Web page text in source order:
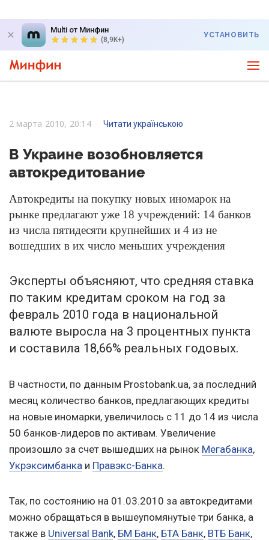
Multi от Минфин
(8,9K+)
УСТАНОВИТЬ
2 марта 2010, 20:14 Читати українською
В Украине возобновляется
автокредитование
Автокредиты на покупку новых иномарок на
рынке предлагают уже 18 учреждений: 14 банков
из числа пятидесяти крупнейших и 4 из не
вошедших в их число меньших учреждения
Эксперты объясняют, что средняя ставка
по таким кредитам сроком на год за
февраль 2010 года в национальной
валюте выросла на 3 процентных пункта
и составила 18,66% реальных годовых.
В частности, по данным Prostobank.ua, за последний
месяц количество банков, предлагающих кредиты
на новые иномарки, увеличилось с 11 до 14 из числа
50 банков-лидеров по активам. Увеличение
произошло за счет вышедших на рынок Мегабанка,
Укрэксимбанка и Правэкс-Банка.
Так, по состоянию на 01.03.2010 за автокредитами
можно обращаться в вышеупомянутые три банка, а
также в Universal Bank, БМ Банк, БТА Банк, ВТБ Банк,